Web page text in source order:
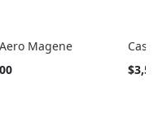
Magene
Tan